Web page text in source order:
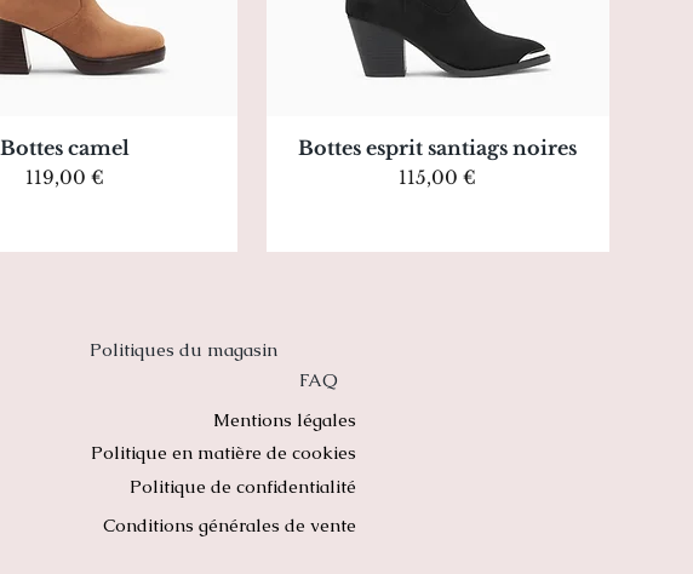
Aperçu rapide
Bottes camel
Prix
119,00 €
Aperçu rapide
Bottes esprit santiags noires
Prix
115,00 €
Politiques du magasin
FAQ
Mentions légales
Politique en matière de cookies
Politique de confidentialité
Conditions générales de vente